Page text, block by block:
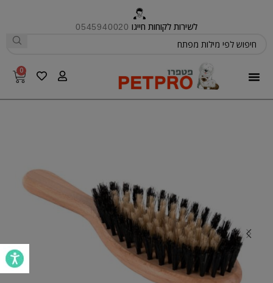
לשירות לקוחות חייגו 0545940020
0